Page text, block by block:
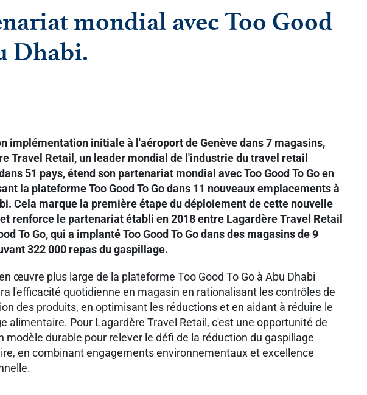
mondial avec Too Good
Dhabi.
implémentation initiale à l'aéroport de Genève dans 7 magasins,
Travel Retail, un leader mondial de l'industrie du travel retail
51 pays, étend son partenariat mondial avec Too Good To Go en
la plateforme Too Good To Go dans 11 nouveaux emplacements à
Cela marque la première étape du déploiement de cette nouvelle
renforce le partenariat établi en 2018 entre Lagardère Travel Retail
To Go, qui a implanté Too Good To Go dans des magasins de 9
322 000 repas du gaspillage.
œuvre plus large de la plateforme Too Good To Go à Abu Dhabi
l'efficacité quotidienne en magasin en rationalisant les contrôles de
des produits, en optimisant les réductions et en aidant à réduire le
alimentaire. Pour Lagardère Travel Retail, c'est une opportunité de
modèle durable pour relever le défi de la réduction du gaspillage
en combinant engagements environnementaux et excellence